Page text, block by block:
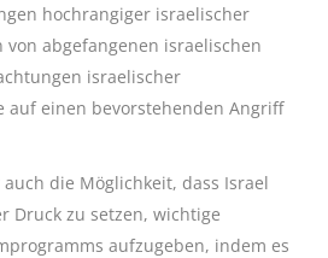
hochrangiger israelischer
abgefangenen israelischen
israelischer
auf einen bevorstehenden Angriff
die Möglichkeit, dass Israel
Druck zu setzen, wichtige
aufzugeben, indem es